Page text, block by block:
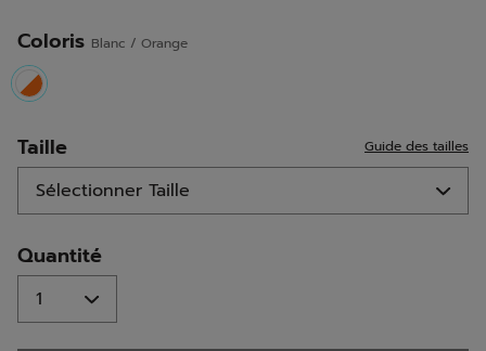
page.
Coloris Blanc / Orange
selected
Taille Guide des tailles
Quantité